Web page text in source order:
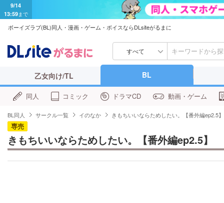
9/14
13:59まで
ボーイズラブ(BL)同人・漫画・ゲーム・ボイスならDLsiteがるまに
すべて
乙女向け/TL BL
同人 コミック ドラマCD 動画・ゲーム
BL同人 サークル一覧 イのなか きもちいいならためしたい。【番外編ep2.5】
専売
きもちいいならためしたい。【番外編ep2.5】